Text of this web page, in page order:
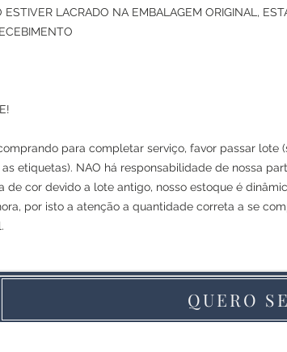
ESTIVER LACRADO NA EMBALAGEM ORIGINAL,
para completar serviço, favor passar lote
etiquetas). NAO há responsabilidade de nossa
de cor devido a lote antigo, nosso estoque é
por isto a atenção a quantidade correta a se
QUERO